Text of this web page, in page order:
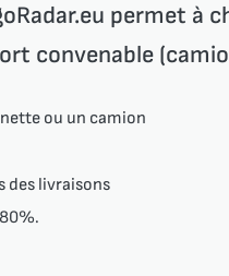
permet à
convenable
ou un camion
des livraisons